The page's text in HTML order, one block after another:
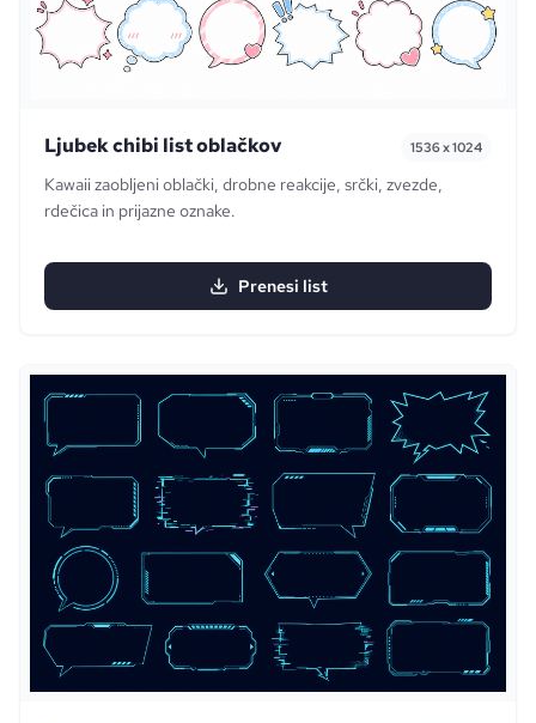
Ljubek chibi list oblačkov 1536 x 1024
Kawaii zaobljeni oblački, drobne reakcije, srčki, zvezde,
rdečica in prijazne oznake.
Prenesi list